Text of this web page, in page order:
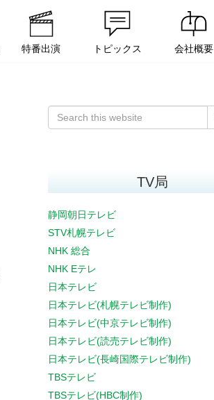
特番出演 トピックス 会社概要
TV局
静岡朝日テレビ
STV札幌テレビ
NHK 総合
NHK Eテレ
日本テレビ
日本テレビ(札幌テレビ制作)
日本テレビ(中京テレビ制作)
日本テレビ(読売テレビ制作)
日本テレビ(長崎国際テレビ制作)
TBSテレビ
TBSテレビ(HBC制作)